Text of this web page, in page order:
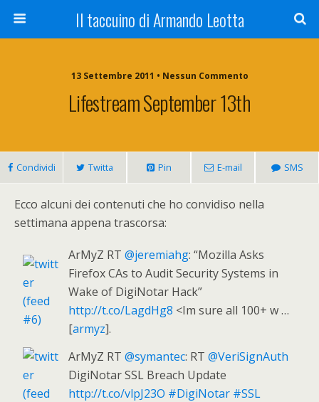
Il taccuino di Armando Leotta
13 Settembre 2011 • Nessun Commento
Lifestream September 13th
Condividi Twitta Pin E-mail SMS
Ecco alcuni dei contenuti che ho convidiso nella
settimana appena trascorsa:
ArMyZ RT @jeremiahg: “Mozilla Asks
Firefox CAs to Audit Security Systems in
Wake of DigiNotar Hack”
http://t.co/LagdHg8 <Im sure all 100+ w …
[armyz].
ArMyZ RT @symantec: RT @VeriSignAuth
DigiNotar SSL Breach Update
http://t.co/vlpJ23O #DigiNotar #SSL